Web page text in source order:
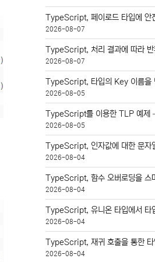
) mid.x),
) mid.y),
TypeScript, 페이로드 타입에 안
2026-08-07
TypeScript, 처리 결과에 따라 반
2026-08-07
TypeScript, 타입의 Key 이름을
2026-08-05
TypeScript를 이용한 TLP 예제
2026-08-05
TypeScript, 인자값에 대한 문자
2026-08-04
TypeScript, 함수 오버로딩을 스
2026-08-04
TypeScript, 유니온 타입에서 타
2026-08-04
TypeScript, 재귀 호출을 통한 타
2026-08-04